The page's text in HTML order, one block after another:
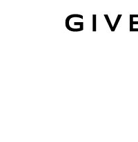
ジバンシィ